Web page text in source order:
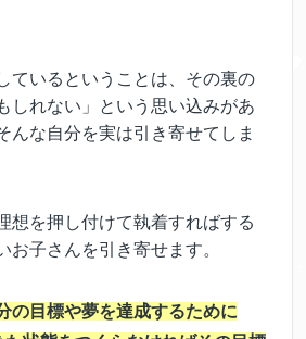
ているということは、その裏の
しれない」という思い込みがあ
んな自分を実は引き寄せてしま
想を押し付けて執着すればする
お子さんを引き寄せます。
の目標や夢を達成するために